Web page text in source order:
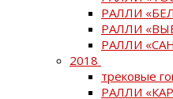
РАЛЛИ
РАЛЛИ
РАЛЛИ
2018
трековые
РАЛЛИ